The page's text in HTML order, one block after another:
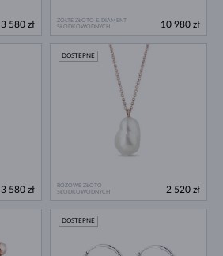
3 580 zł
ŻÓŁTE ZŁOTO & DIAMENT
SŁODKOWODNYCH
10 980 zł
3 580 zł
RÓŻOWE ZŁOTO
SŁODKOWODNYCH
DOSTĘPNE
2 520 zł
DOSTĘPNE